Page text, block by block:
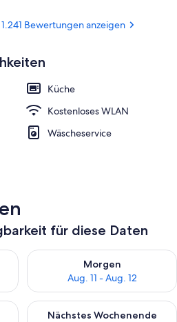
Innenpool, Liegestühle
Bewertungen anzeigen
Küche
Kostenloses WLAN
Wäscheservice
für diese Daten
für heute Nacht, Aug. 10 - Aug.
Morgen
Aug. 11 - Aug. 12
Überprüfe die Verfügbarkeit
für dieses Wochenende, Aug. 14
Nächstes Wochenende
Überprüfe die Verfügbarkeit